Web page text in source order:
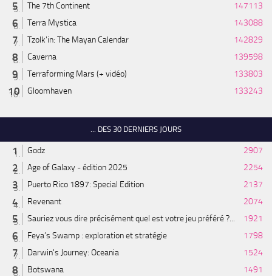
The 7th Continent
147113
Terra Mystica
143088
Tzolk'in: The Mayan Calendar
142829
Caverna
139598
Terraforming Mars (+ vidéo)
133803
Gloomhaven
133243
... DES 30 DERNIERS JOURS
Godz
2907
Age of Galaxy - édition 2025
2254
Puerto Rico 1897: Special Edition
2137
Revenant
2074
Sauriez vous dire précisément quel est votre jeu préféré ?...
1921
Feya’s Swamp : exploration et stratégie
1798
Darwin's Journey: Oceania
1524
Botswana
1491